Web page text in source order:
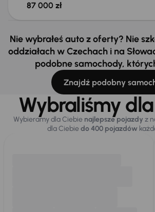
87 000 zł
Nie wybrałeś auto z oferty? Nie
oddziałach w Czechach i na
podobne samochody,
Znajdź podobny
Wybraliśmy
Wybieramy dla Ciebie najlepsze pojazdy z
dla Ciebiedo 400 pojazdów